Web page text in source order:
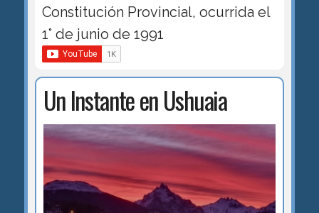
Constitución Provincial, ocurrida el
1° de junio de 1991
Un Instante en Ushuaia